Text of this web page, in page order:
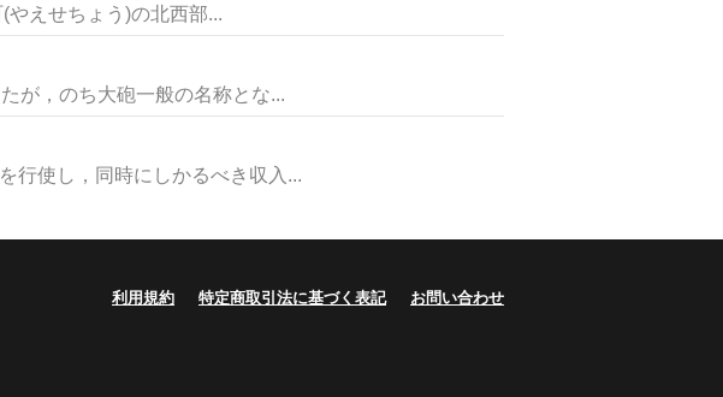
えせちょう)の北西部...
が，のち大砲一般の名称とな...
使し，同時にしかるべき収入...
利用規約 特定商取引法に基づく表記 お問い合わせ